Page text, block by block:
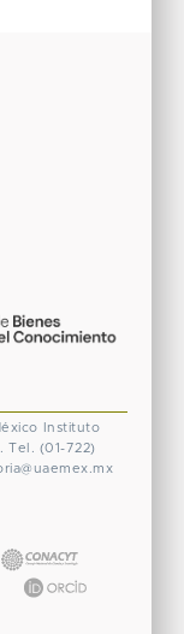
Instituto
Tel. (01-722)